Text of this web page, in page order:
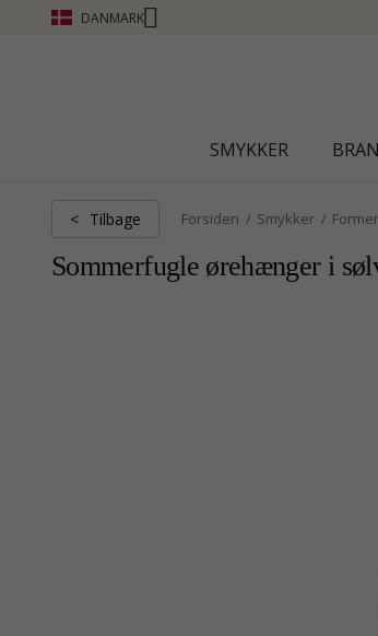
DANMARK
- OPTJEN POINT SE MERE - KLIK HER
SMYKKER
< Tilbage Forsiden Smykker Former
Sommerfugle ørehænger i